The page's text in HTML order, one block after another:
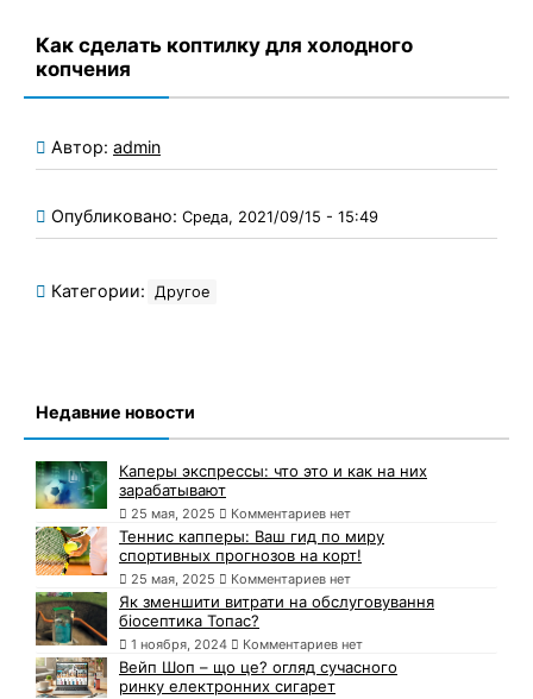
Как сделать коптилку для холодного
копчения
Автор: admin
Опубликовано: Среда, 2021/09/15 - 15:49
Категории: Другое
Недавние новости
Каперы экспрессы: что это и как на них
зарабатывают
25 мая, 2025 Комментариев нет
Теннис капперы: Ваш гид по миру
спортивных прогнозов на корт!
25 мая, 2025 Комментариев нет
Як зменшити витрати на обслуговування
біосептика Топас?
1 ноября, 2024 Комментариев нет
Вейп Шоп – що це? огляд сучасного
ринку електронних сигарет